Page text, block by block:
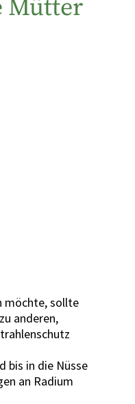
Mütter
möchte, sollte
anderen,
bis in die Nüsse
an Radium